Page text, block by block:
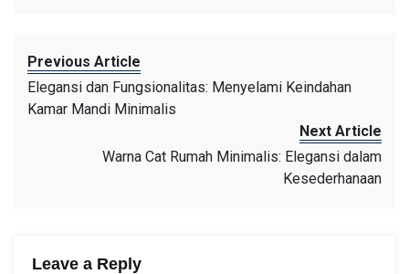
Previous Article
Elegansi dan Fungsionalitas: Menyelami Keindahan
Kamar Mandi Minimalis
Next Article
Warna Cat Rumah Minimalis: Elegansi dalam
Kesederhanaan
Leave a Reply